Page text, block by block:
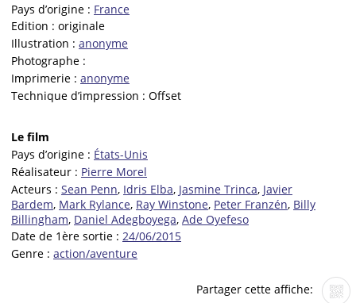
Pays d’origine : France
Edition : originale
Illustration : anonyme
Photographe :
Imprimerie : anonyme
Technique d’impression : Offset
Le film
Pays d’origine : États-Unis
Réalisateur : Pierre Morel
Acteurs : Sean Penn, Idris Elba, Jasmine Trinca, Javier
Bardem, Mark Rylance, Ray Winstone, Peter Franzén, Billy
Billingham, Daniel Adegboyega, Ade Oyefeso
Date de 1ère sortie : 24/06/2015
Genre : action/aventure
Partager cette affiche: